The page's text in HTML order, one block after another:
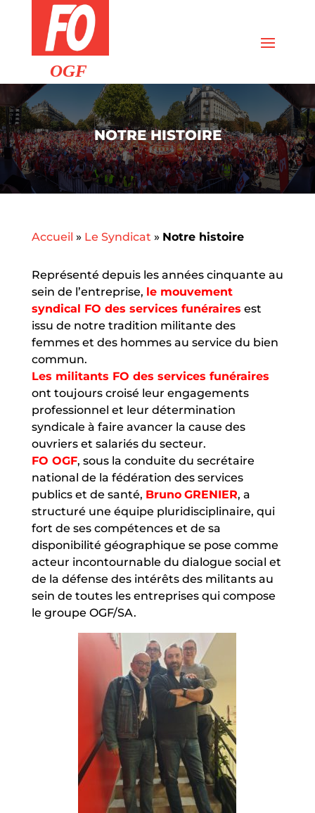
NOTRE HISTOIRE
Accueil » Le Syndicat » Notre histoire
Représenté depuis les années cinquante au
sein de l’entreprise, le mouvement
syndical FO des services funéraires est
issu de notre tradition militante des
femmes et des hommes au service du bien
commun.
Les militants FO des services funéraires
ont toujours croisé leur engagements
professionnel et leur détermination
syndicale à faire avancer la cause des
ouvriers et salariés du secteur.
FO OGF, sous la conduite du secrétaire
national de la fédération des services
publics et de santé, Bruno GRENIER, a
structuré une équipe pluridisciplinaire, qui
fort de ses compétences et de sa
disponibilité géographique se pose comme
acteur incontournable du dialogue social et
de la défense des intérêts des militants au
sein de toutes les entreprises qui compose
le groupe OGF/SA.